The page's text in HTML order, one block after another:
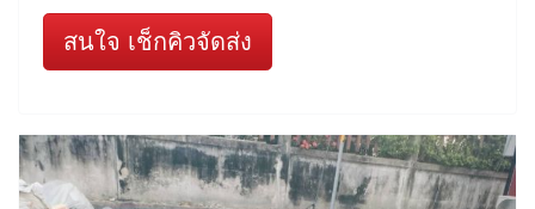
สนใจ เช็กคิวจัดส่ง